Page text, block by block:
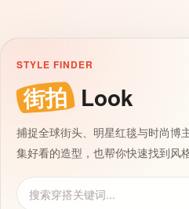
STYLE FINDER
街拍 Look
捕捉全球街头、明星红毯与时尚博
集好看的造型，也帮你快速找到风